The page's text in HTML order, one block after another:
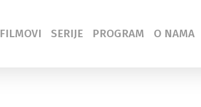
FILMOVI SERIJE PROGRAM O NAMA